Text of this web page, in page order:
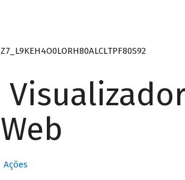
Z7_L9KEH4O0LORH80ALCLTPF80S92
Web
Ações